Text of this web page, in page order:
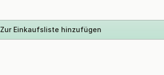
Zur Einkaufsliste hinzufügen